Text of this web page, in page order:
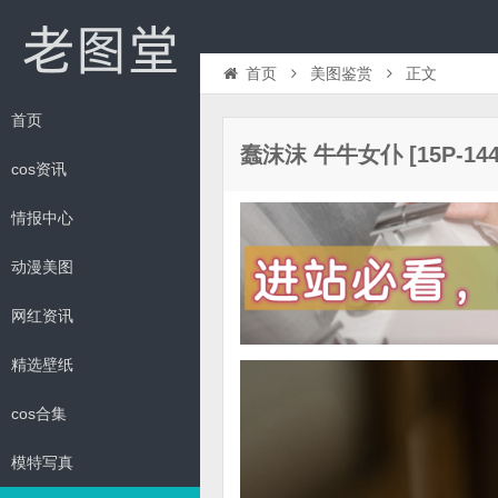
首页
cos资讯
情报中心
动漫美图
网红资讯
精选壁纸
cos合集
模特写真
首页 美图鉴赏 正文
蠢沫沫 牛牛女仆 [15P-